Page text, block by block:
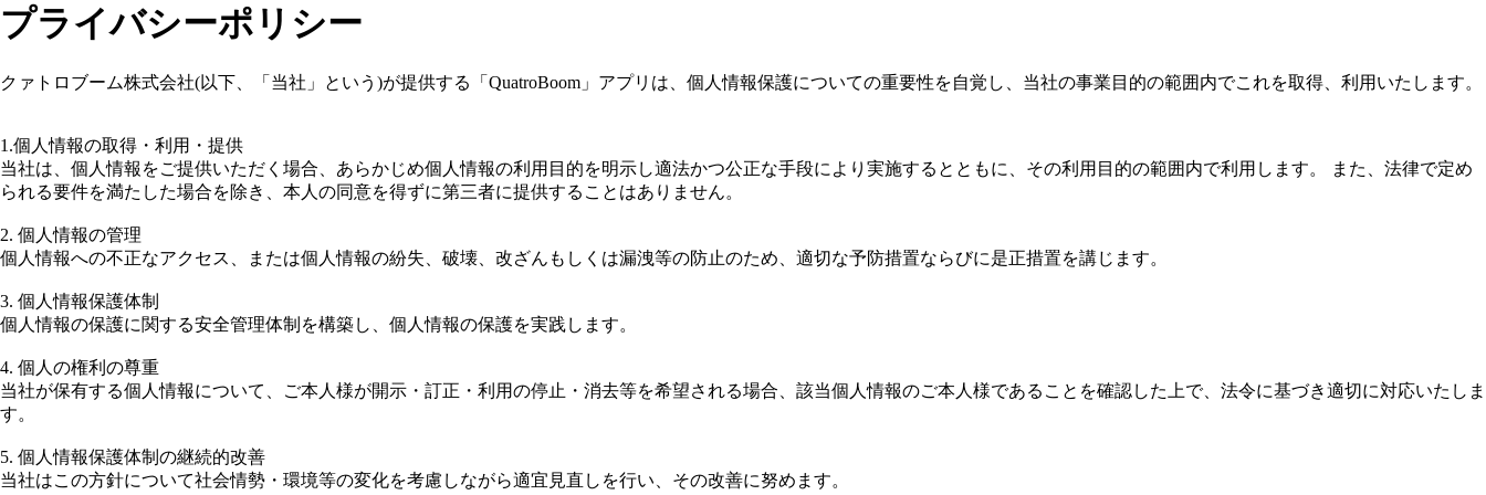
プライバシーポリシー
クァトロブーム株式会社(以下、「当社」という)が提供する「QuatroBoom」アプリは、個人情報保護についての重要性を自覚し、当社の事業目的の範囲内でこれを取得、利用いたします。
1.個人情報の取得・利用・提供
当社は、個人情報をご提供いただく場合、あらかじめ個人情報の利用目的を明示し適法かつ公正な手段により実施するとともに、その利用目的の範囲内で利用します。 また、法律で定め
られる要件を満たした場合を除き、本人の同意を得ずに第三者に提供することはありません。
2. 個人情報の管理
個人情報への不正なアクセス、または個人情報の紛失、破壊、改ざんもしくは漏洩等の防止のため、適切な予防措置ならびに是正措置を講じます。
3. 個人情報保護体制
個人情報の保護に関する安全管理体制を構築し、個人情報の保護を実践します。
4. 個人の権利の尊重
当社が保有する個人情報について、ご本人様が開示・訂正・利用の停止・消去等を希望される場合、該当個人情報のご本人様であることを確認した上で、法令に基づき適切に対応いたしま
す。
5. 個人情報保護体制の継続的改善
当社はこの方針について社会情勢・環境等の変化を考慮しながら適宜見直しを行い、その改善に努めます。